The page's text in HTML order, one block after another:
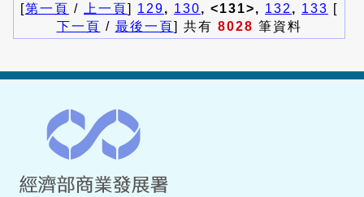
[第一頁 / 上一頁] 129, 130, <131>, 132 , 133 [
下一頁 / 最後一頁] 共有 8028 筆資料